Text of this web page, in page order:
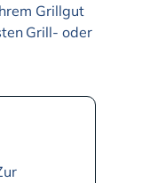
Grillgut
Grill- oder